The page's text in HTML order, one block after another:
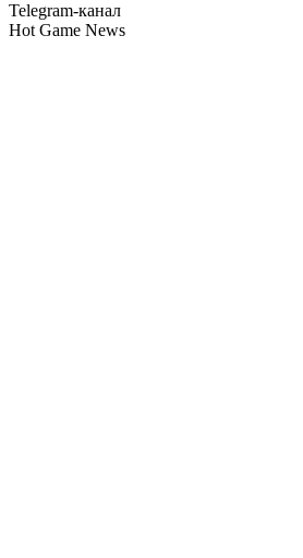
Telegram-канал
Hot Game News